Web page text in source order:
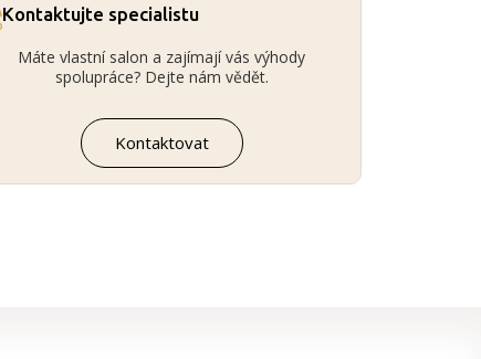
Kontaktujte specialistu
Máte vlastní salon a zajímají vás výhody
spolupráce? Dejte nám vědět.
Kontaktovat